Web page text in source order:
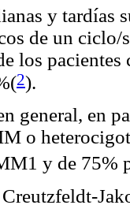
y tardías
de un ciclo/
los
2).
general, en
o
y de 75%